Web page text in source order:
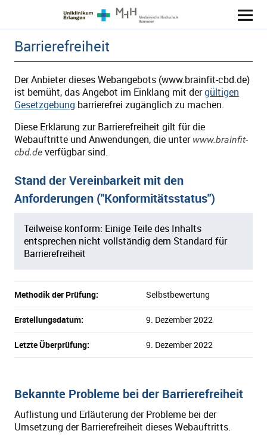
BrainFit-CBD
Barrierefreiheit
Der Anbieter dieses Webangebots (www.brainfit-cbd.de)
ist bemüht, das Angebot im Einklang mit dergültigen
Gesetzgebung barrierefrei zugänglich zu machen.
Diese Erklärung zur Barrierefreiheit gilt für die
Webauftritte und Anwendungen, die unter www.brainfit-
cbd.deverfügbar sind.
Stand der Vereinbarkeit mit den
Anforderungen ("Konformitätsstatus")
Teilweise konform: Einige Teile des Inhalts
entsprechen nicht vollständig dem Standard für
Barrierefreiheit
Methodik der Prüfung: Selbstbewertung
Erstellungsdatum: 9. Dezember 2022
Letzte Überprüfung: 9. Dezember 2022
Bekannte Probleme bei der Barrierefreiheit
Auflistung und Erläuterung der Probleme bei der
Umsetzung der Barrierefreiheit dieses Webauftritts.